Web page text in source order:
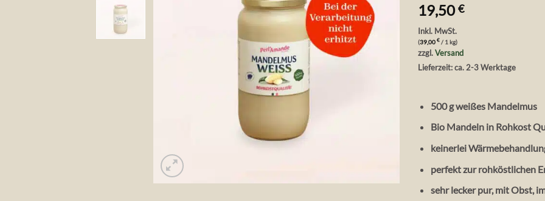
19,50€
Inkl. MwSt.
(39,00 € / 1 kg)
zzgl.Versand
Lieferzeit: ca. 2-3 Werktage
500 g weißes Mandelmus
Bio Mandeln in Rohkost
keinerlei
perfekt zur rohköstlichen
sehr lecker pur, mit Obst,